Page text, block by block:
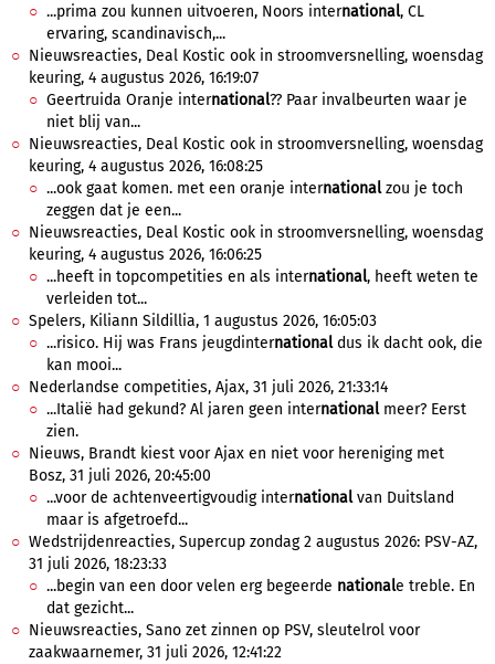
...prima zou kunnen uitvoeren, Noors international, CL
ervaring, scandinavisch,...
Nieuwsreacties, Deal Kostic ook in stroomversnelling, woensdag
keuring, 4 augustus 2026, 16:19:07
Geertruida Oranje international?? Paar invalbeurten waar je
niet blij van...
Nieuwsreacties, Deal Kostic ook in stroomversnelling, woensdag
keuring, 4 augustus 2026, 16:08:25
...ook gaat komen. met een oranje internationalzou je toch
zeggen dat je een...
Nieuwsreacties, Deal Kostic ook in stroomversnelling, woensdag
keuring, 4 augustus 2026, 16:06:25
...heeft in topcompetities en als international, heeft weten te
verleiden tot...
Spelers, Kiliann Sildillia, 1 augustus 2026, 16:05:03
...risico. Hij was Frans jeugdinternationaldus ik dacht ook, die
kan mooi...
Nederlandse competities, Ajax, 31 juli 2026, 21:33:14
...Italië had gekund? Al jaren geen internationalmeer? Eerst
zien.
Nieuws, Brandt kiest voor Ajax en niet voor hereniging met
Bosz, 31 juli 2026, 20:45:00
...voor de achtenveertigvoudig internationalvan Duitsland
maar is afgetroefd...
Wedstrijdenreacties, Supercup zondag 2 augustus 2026: PSV-AZ,
31 juli 2026, 18:23:33
...begin van een door velen erg begeerde nationale treble. En
dat gezicht...
Nieuwsreacties, Sano zet zinnen op PSV, sleutelrol voor
zaakwaarnemer, 31 juli 2026, 12:41:22